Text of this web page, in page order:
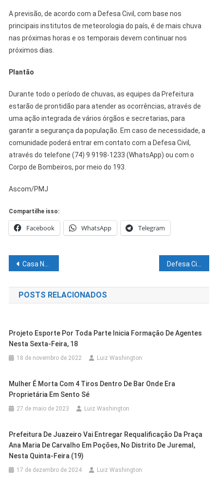
A previsão, de acordo com a Defesa Civil, com base nos
principais institutos de meteorologia do país, é de mais chuva
nas próximas horas e os temporais devem continuar nos
próximos dias.
Plantão
Durante todo o período de chuvas, as equipes da Prefeitura
estarão de prontidão para atender as ocorrências, através de
uma ação integrada de vários órgãos e secretarias, para
garantir a segurança da população. Em caso de necessidade, a
comunidade poderá entrar em contato com a Defesa Civil,
através do telefone (74) 9 9198-1233 (WhatsApp) ou com o
Corpo de Bombeiros, por meio do 193.
Ascom/PMJ
Compartilhe isso:
Facebook WhatsApp Telegram
Navegação
de
Post
Casa Nova proíbe festas e o acesso a repartições sem atestado de vacina Defesa Civil de Petrolina emite novo alerta de chuvas para os próximos dias
POSTS RELACIONADOS
Projeto Esporte Por Toda Parte Inicia Formação De Agentes
Nesta Sexta-Feira, 18
18 de novembro de 2022 Luiz Washington
Mulher É Morta Com 4 Tiros Dentro De Bar Onde Era
Proprietária Em Sento Sé
27 de maio de 2023 Luiz Washington
Prefeitura De Juazeiro Vai Entregar Requalificação Da Praça
Ana Maria De Carvalho Em Poções, No Distrito De Juremal,
Nesta Quinta-Feira (19)
17 de dezembro de 2024 Luiz Washington
Aciaj Apoia Programa De Revitalização
Outras Cidades Salvador
Venda Mais Cara Da História Do Bahia,
Atacante É Apresentado Em Rival Da
Cidades Juazeiro
Prefeitura De Juazeiro Entrega
Segunda Etapa Do Projeto De
Cidades Juazeiro